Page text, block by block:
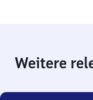
Weitere